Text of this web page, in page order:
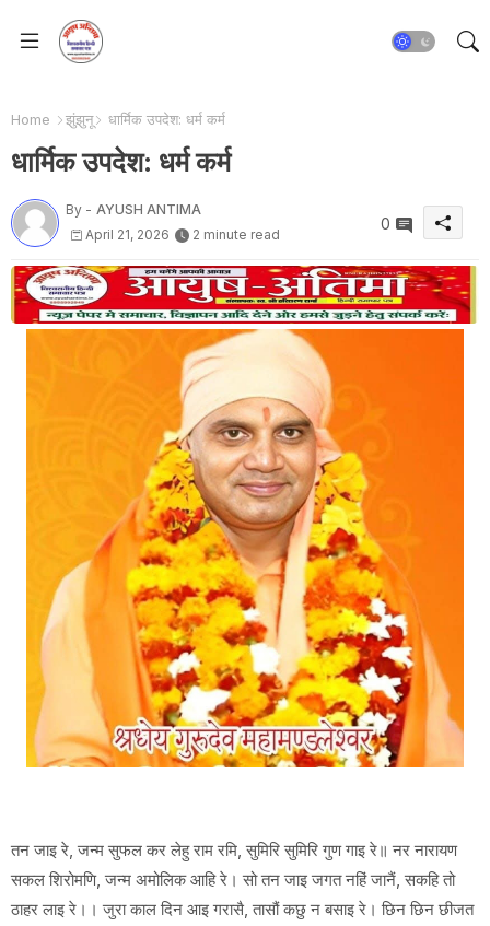
Home झुंझुनू धार्मिक उपदेश: धर्म कर्म
धार्मिक उपदेश: धर्म कर्म
By - AYUSH ANTIMA
April 21, 2026
2 minute read
0
तन जाइ रे, जन्म सुफल कर लेहु राम रमि, सुमिरि सुमिरि गुण गाइ रे॥ नर नारायण
सकल शिरोमणि, जन्म अमोलिक आहि रे। सो तन जाइ जगत नहिं जानैं, सकहि तो
ठाहर लाइ रे।। जुरा काल दिन आइ गरासै, तासौं कछु न बसाइ रे। छिन छिन छीजत